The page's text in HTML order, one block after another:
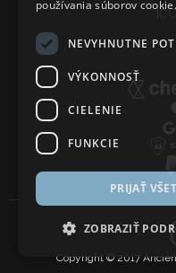
Copyright © 2017
používania súborov cookie.
NEVYHNUTNE
VÝKONNOSŤ
CIELENIE
FUNKCIE
PRIJAŤ
ZOBRAZIŤ